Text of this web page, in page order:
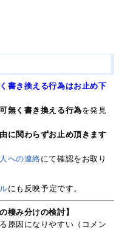
書き換える行為はお止め下
無く書き換える行為を発見
に関わらずお止め頂きます
への連絡にて確認をお取り
にも反映予定です。
棲み分けの検討】
原因になりやすい（コメン